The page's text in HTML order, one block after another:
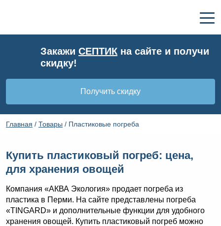
Закажи СЕПТИК на сайте и получи
скидку!
Получить скидку
Главная / Товары / Пластиковые погреба
Купить пластиковый погреб: цена,
для хранения овощей
Компания «АКВА Экология» продает погреба из
пластика в Перми. На сайте представлены погреба
«TINGARD» и дополнительные функции для удобного
хранения овощей. Купить пластиковый погреб можно